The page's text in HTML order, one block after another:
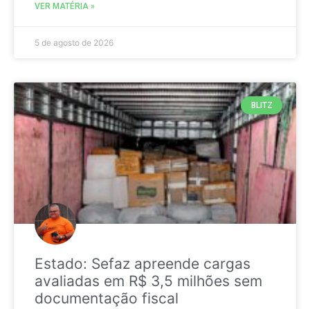
VER MATÉRIA »
5 de agosto de 2026
BLITZ
Estado: Sefaz apreende cargas
avaliadas em R$ 3,5 milhões sem
documentação fiscal